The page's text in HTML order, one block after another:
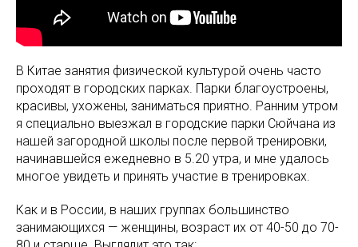
В Китае занятия физической культурой очень часто
проходят в городских парках. Парки благоустроены,
красивы, ухожены, заниматься приятно. Ранним утром
я специально выезжал в городские парки Сюйчана из
нашей загородной школы после первой тренировки,
начинавшейся ежедневно в 5.20 утра, и мне удалось
многое увидеть и принять участие в тренировках.
Как и в России, в наших группах большинство
занимающихся — женщины, возраст их от 40-50 до 70-